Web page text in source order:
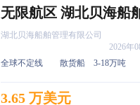
湖北贝海船舶管理有限公司
2026年
全球不定线
散货船 3-18万吨
3.65 万美元